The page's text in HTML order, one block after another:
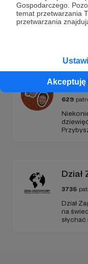
Gospodarczego.
temat przetwarzania
przetwarzania
Akceptuję
629
Dział
3735
Dział
na